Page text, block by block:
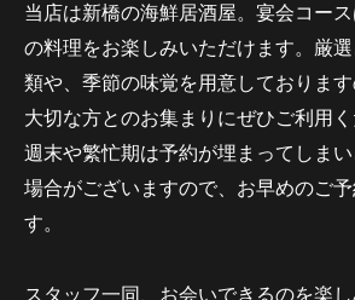
当店は新橋の海鮮居酒屋。宴会コー
の料理をお楽しみいただけます。厳
類や、季節の味覚を用意しておりま
大切な方とのお集まりにぜひご利用く
週末や繁忙期は予約が埋まってしま
場合がございますので、お早めのご
す。
スタッフ一同、お会いできるのを楽